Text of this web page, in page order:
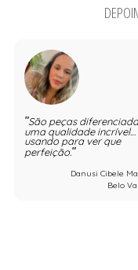
São peças
uma qualidade incrível…
usando para ver que
perfeição.
Danusi Cibele
Belo